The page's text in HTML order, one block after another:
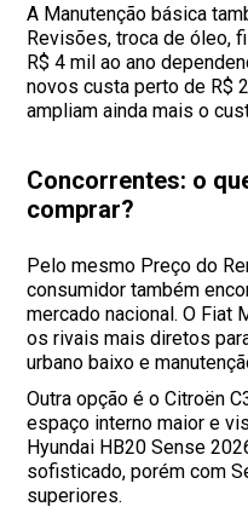
A Manutenção básica
Revisões, troca de óleo,
R$ 4 mil ao ano
novos custa perto de R$
ampliam ainda mais o
Concorrentes: o
comprar?
Pelo mesmo Preço do
consumidor também
mercado nacional. O Fiat
os rivais mais diretos
urbano baixo e
Outra opção é o Citroën
espaço interno maior e
Hyundai HB20 Sense
sofisticado, porém com
superiores.